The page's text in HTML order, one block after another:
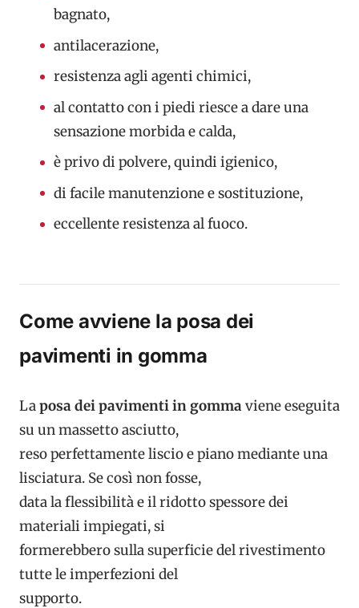
bagnato,
antilacerazione,
resistenza agli agenti chimici,
al contatto con i piedi riesce a dare una
sensazione morbida e calda,
è privo di polvere, quindi igienico,
di facile manutenzione e sostituzione,
eccellente resistenza al fuoco.
Come avviene la posa dei
pavimenti in gomma
Laposa dei pavimenti in gommaviene eseguita
su un massetto asciutto,
reso perfettamente liscio e piano mediante una
lisciatura. Se così non fosse,
data la flessibilità e il ridotto spessore dei
materiali impiegati, si
formerebbero sulla superficie del rivestimento
tutte le imperfezioni del
supporto.